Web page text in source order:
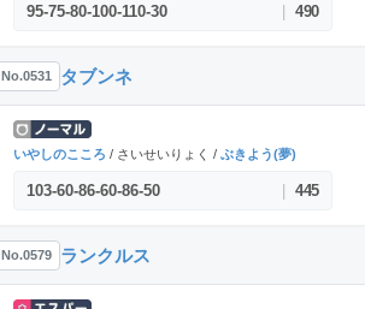
95-75-80-100-110-30 | 490
No.0531 タブンネ
いやしのこころ / さいせいりょく / ぶきよう(夢)
103-60-86-60-86-50 | 445
No.0579 ランクルス